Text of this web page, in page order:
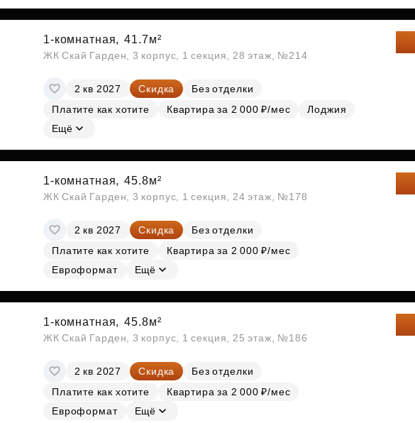
1-комнатная, 41.7м²
ЖК Скай Гарден, 3 корпус, 1 секция, 28 этаж, №214
2 кв 2027 Скидка
Без отделки
Платите как хотите
Квартира за 2 000 ₽/мес
Лоджия
Ещё
1-комнатная, 45.8м²
ЖК Скай Гарден, 3 корпус, 1 секция, 24 этаж, №178
2 кв 2027 Скидка
Без отделки
Платите как хотите
Квартира за 2 000 ₽/мес
Евроформат
Ещё
1-комнатная, 45.8м²
ЖК Скай Гарден, 3 корпус, 1 секция, 25 этаж, №186
2 кв 2027 Скидка
Без отделки
Платите как хотите
Квартира за 2 000 ₽/мес
Евроформат
Ещё